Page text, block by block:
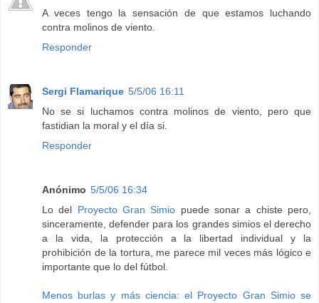
A veces tengo la sensación de que estamos luchando
contra molinos de viento.
Responder
Sergi Flamarique 5/5/06 16:11
No se si luchamos contra molinos de viento, pero que
fastidian la moral y el día si.
Responder
Anónimo 5/5/06 16:34
Lo del Proyecto Gran Simio puede sonar a chiste pero,
sinceramente, defender para los grandes simios el derecho
a la vida, la protección a la libertad individual y la
prohibición de la tortura, me parece mil veces más lógico e
importante que lo del fútbol.
Menos burlas y más ciencia: el Proyecto Gran Simio se